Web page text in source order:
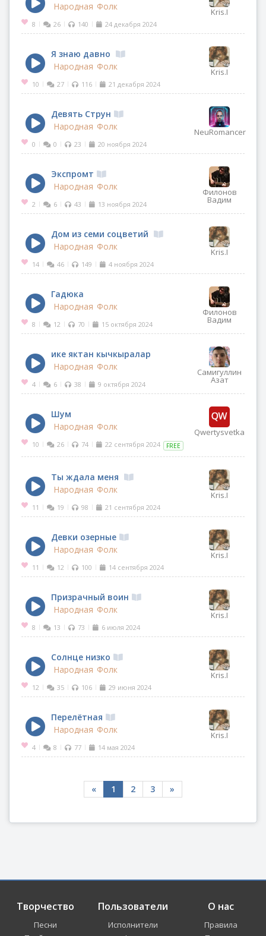
Kris.I
Народная Фолк
8 | 26 | 140 | 24 декабря 2024
Kris.I
Я знаю давно
Народная Фолк
10 | 27 | 116 | 21 декабря 2024
NeuRomancer
Девять Струн
Народная Фолк
0 | 0 | 23 | 20 ноября 2024
Филонов
Вадим
Экспромт
Народная Фолк
2 | 6 | 43 | 13 ноября 2024
Kris.I
Дом из семи соцветий
Народная Фолк
14 | 46 | 149 | 4 ноября 2024
Филонов
Вадим
Гадюка
Народная Фолк
8 | 12 | 70 | 15 октября 2024
Самигуллин
Азат
ике яктан кычкыралар
Народная Фолк
4 | 6 | 38 | 9 октября 2024
Qwertysvetka
Шум
Народная Фолк
10 | 26 | 74 | 22 сентября 2024 FREE
Kris.I
Ты ждала меня
Народная Фолк
11 | 19 | 98 | 21 сентября 2024
Kris.I
Девки озерные
Народная Фолк
11 | 12 | 100 | 14 сентября 2024
Kris.I
Призрачный воин
Народная Фолк
8 | 13 | 73 | 6 июля 2024
Kris.I
Солнце низко
Народная Фолк
12 | 35 | 106 | 29 июня 2024
Kris.I
Перелётная
Народная Фолк
4 | 8 | 77 | 14 мая 2024
« 1 2 3 »
Творчество
Песни
Пользователи
Исполнители
О нас
Правила